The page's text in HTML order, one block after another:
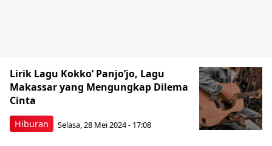
Hiburan
Lirik Lagu Kokko’ Panjo’jo, Lagu
Makassar yang Mengungkap Dilema
Cinta
Selasa, 28 Mei 2024 - 17:08